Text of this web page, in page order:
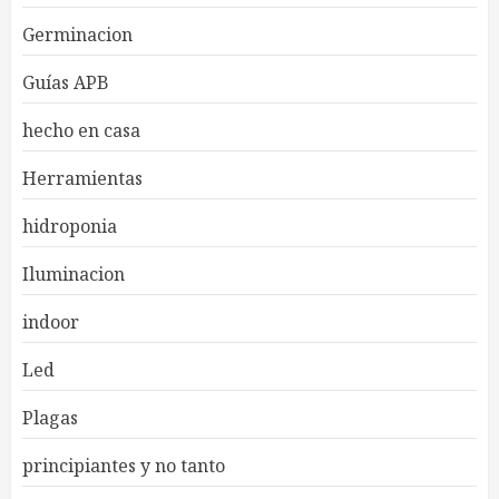
Germinacion
Guías APB
hecho en casa
Herramientas
hidroponia
Iluminacion
indoor
Led
Plagas
principiantes y no tanto